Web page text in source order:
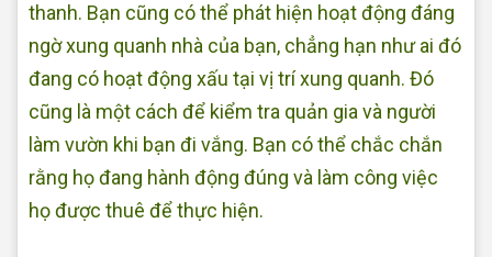
thanh. Bạn cũng có thể phát hiện hoạt động đáng
ngờ xung quanh nhà của bạn, chẳng hạn như ai đó
đang có hoạt động xấu tại vị trí xung quanh. Đó
cũng là một cách để kiểm tra quản gia và người
làm vườn khi bạn đi vắng. Bạn có thể chắc chắn
rằng họ đang hành động đúng và làm công việc
họ được thuê để thực hiện.